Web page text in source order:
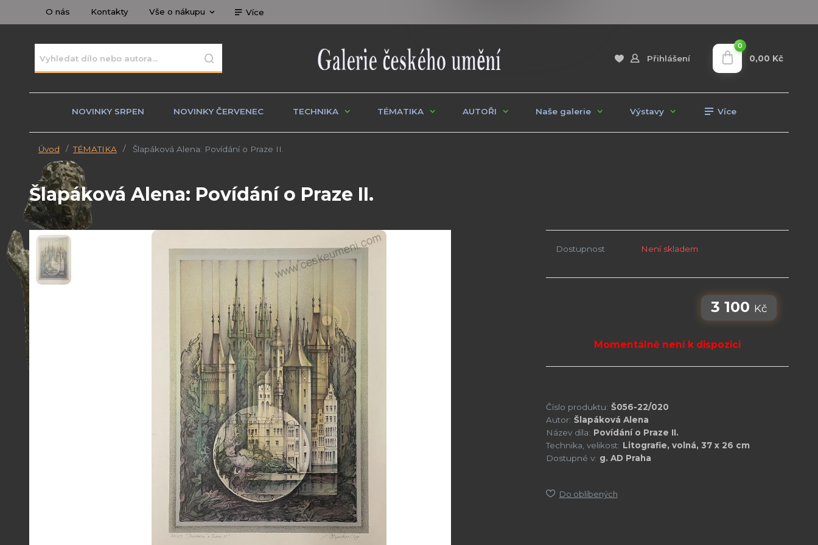
O nás Kontakty Vše o nákupu Více
Přihlášení
0
0,00 Kč
NOVINKY SRPEN NOVINKY ČERVENEC TECHNIKA TÉMATIKA AUTOŘI Naše galerie Výstavy Více
Úvod TÉMATIKA Šlapáková Alena: Povídání o Praze II.
Šlapáková Alena: Povídání o Praze II.
Dostupnost Není skladem
3 100 Kč
Momentálně není k dispozici
Číslo produktu: Š056-22/020
Autor: Šlapáková Alena
Název díla: Povídání o Praze II.
Technika, velikost: Litografie, volná, 37 x 26 cm
Dostupné v: g. AD Praha
Do oblíbených